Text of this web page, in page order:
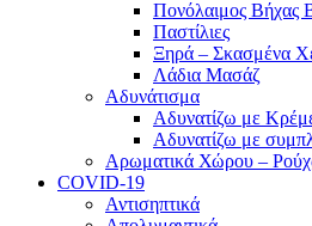
Πονόλαιμος Βήχας
Παστίλιες
Ξηρά – Σκασμένα
Λάδια Μασάζ
Αδυνάτισμα
Αδυνατίζω με
Αδυνατίζω με
Αρωματικά Χώρου –
COVID-19
Αντισηπτικά